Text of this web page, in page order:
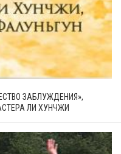
ЗАБЛУЖДЕНИЯ»,
ЛИ ХУНЧЖИ